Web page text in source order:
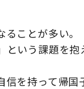
ことが多い。
いう課題を抱
信を持って帰